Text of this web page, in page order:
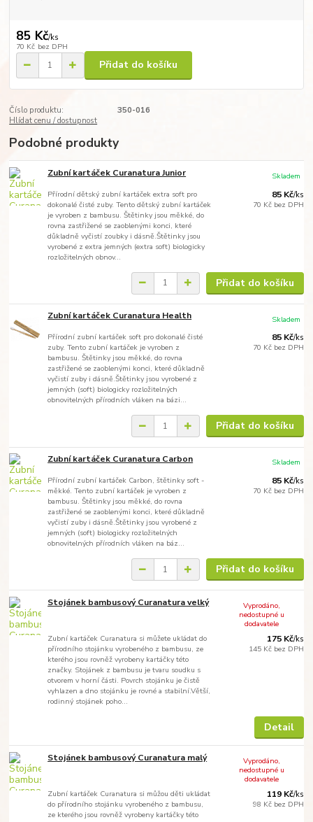
85 Kč/ks
70 Kč bez DPH
Přidat do košíku
Číslo produktu:
350-016
Hlídat cenu / dostupnost
Podobné produkty
Zubní kartáček Curanatura Junior
Přírodní dětský zubní kartáček extra soft pro
dokonalé čisté zuby. Tento dětský zubní kartáček
je vyroben z bambusu. Štětinky jsou měkké, do
rovna zastřižené se zaoblenými konci, které
důkladně vyčistí zoubky i dásně.Štětinky jsou
vyrobené z extra jemných (extra soft) biologicky
rozložitelných obnov...
85 Kč/ks
70 Kč bez DPH
Skladem
Přidat do košíku
Zubní kartáček Curanatura Health
Přírodní zubní kartáček soft pro dokonalé čisté
zuby. Tento zubní kartáček je vyroben z
bambusu. Štětinky jsou měkké, do rovna
zastřižené se zaoblenými konci, které důkladně
vyčistí zuby i dásně.Štětinky jsou vyrobené z
jemných (soft) biologicky rozložitelných
obnovitelných přírodních vláken na bázi...
85 Kč/ks
70 Kč bez DPH
Skladem
Přidat do košíku
Zubní kartáček Curanatura Carbon
Přírodní zubní kartáček Carbon, štětinky soft -
měkké. Tento zubní kartáček je vyroben z
bambusu. Štětinky jsou měkké, do rovna
zastřižené se zaoblenými konci, které důkladně
vyčistí zuby i dásně.Štětinky jsou vyrobené z
jemných (soft) biologicky rozložitelných
obnovitelných přírodních vláken na báz...
85 Kč/ks
70 Kč bez DPH
Skladem
Přidat do košíku
Stojánek bambusový Curanatura velký
Zubní kartáček Curanatura si můžete ukládat do
přírodního stojánku vyrobeného z bambusu, ze
kterého jsou rovněž vyrobeny kartáčky této
značky. Stojánek z bambusu je tvaru soudku s
otvorem v horní části. Povrch stojánku je čistě
vyhlazen a dno stojánku je rovné a stabilní.Větší,
rodinný stojánek poho...
175 Kč/ks
145 Kč bez DPH
Vyprodáno,
nedostupné u
dodavatele
Detail
Stojánek bambusový Curanatura malý
Zubní kartáček Curanatura si můžou děti ukládat
do přírodního stojánku vyrobeného z bambusu,
ze kterého jsou rovněž vyrobeny kartáčky této
119 Kč/ks
98 Kč bez DPH
Vyprodáno,
nedostupné u
dodavatele